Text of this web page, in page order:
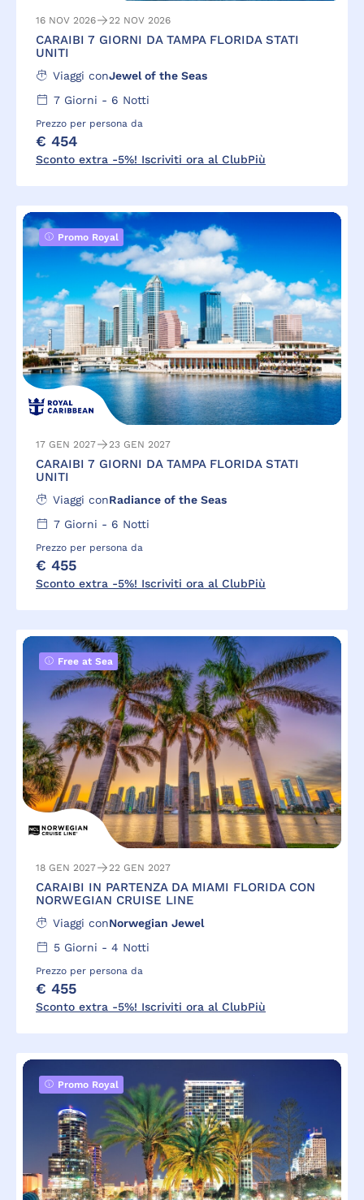
16 NOV 2026 22 NOV 2026
CARAIBI 7 GIORNI DA TAMPA FLORIDA STATI
UNITI
Viaggi conJewel of the Seas
7Giorni - 6 Notti
Prezzo per persona da
€ 454
Sconto extra -5%! Iscriviti ora al ClubPiù
Promo Royal
17 GEN 2027 23 GEN 2027
CARAIBI 7 GIORNI DA TAMPA FLORIDA STATI
UNITI
Viaggi conRadiance of the Seas
7Giorni - 6 Notti
Prezzo per persona da
€ 455
Sconto extra -5%! Iscriviti ora al ClubPiù
Free at Sea
18 GEN 2027 22 GEN 2027
CARAIBI IN PARTENZA DA MIAMI FLORIDA CON
NORWEGIAN CRUISE LINE
Viaggi conNorwegian Jewel
5Giorni - 4 Notti
Prezzo per persona da
€ 455
Sconto extra -5%! Iscriviti ora al ClubPiù
Promo Royal